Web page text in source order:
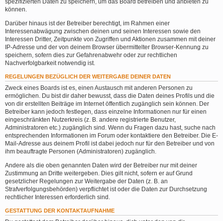
können.
Darüber hinaus ist der Betreiber berechtigt, im Rahmen einer
Interessenabwägung zwischen deinen und seinen Interessen sowie den
Interessen Dritter, Zeitpunkte von Zugriffen und Aktionen zusammen mit deiner
IP-Adresse und der von deinem Browser übermittelter Browser-Kennung zu
speichern, sofern dies zur Gefahrenabwehr oder zur rechtlichen
Nachverfolgbarkeit notwendig ist.
REGELUNGEN BEZÜGLICH DER WEITERGABE DEINER DATEN
Zweck eines Boards ist es, einen Austausch mit anderen Personen zu
ermöglichen. Du bist dir daher bewusst, dass die Daten deines Profils und die
von dir erstellten Beiträge im Internet öffentlich zugänglich sein können. Der
Betreiber kann jedoch festlegen, dass einzelne Informationen nur für einen
eingeschränkten Nutzerkreis (z. B. andere registrierte Benutzer,
Administratoren etc.) zugänglich sind. Wenn du Fragen dazu hast, suche nach
entsprechenden Informationen im Forum oder kontaktiere den Betreiber. Die E-
Mail-Adresse aus deinem Profil ist dabei jedoch nur für den Betreiber und von
ihm beauftragte Personen (Administratoren) zugänglich.
Andere als die oben genannten Daten wird der Betreiber nur mit deiner
Zustimmung an Dritte weitergeben. Dies gilt nicht, sofern er auf Grund
gesetzlicher Regelungen zur Weitergabe der Daten (z. B. an
Strafverfolgungsbehörden) verpflichtet ist oder die Daten zur Durchsetzung
rechtlicher Interessen erforderlich sind.
GESTATTUNG DER KONTAKTAUFNAHME